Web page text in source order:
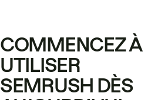
COMMENCEZ À
UTILISER
SEMRUSH DÈS